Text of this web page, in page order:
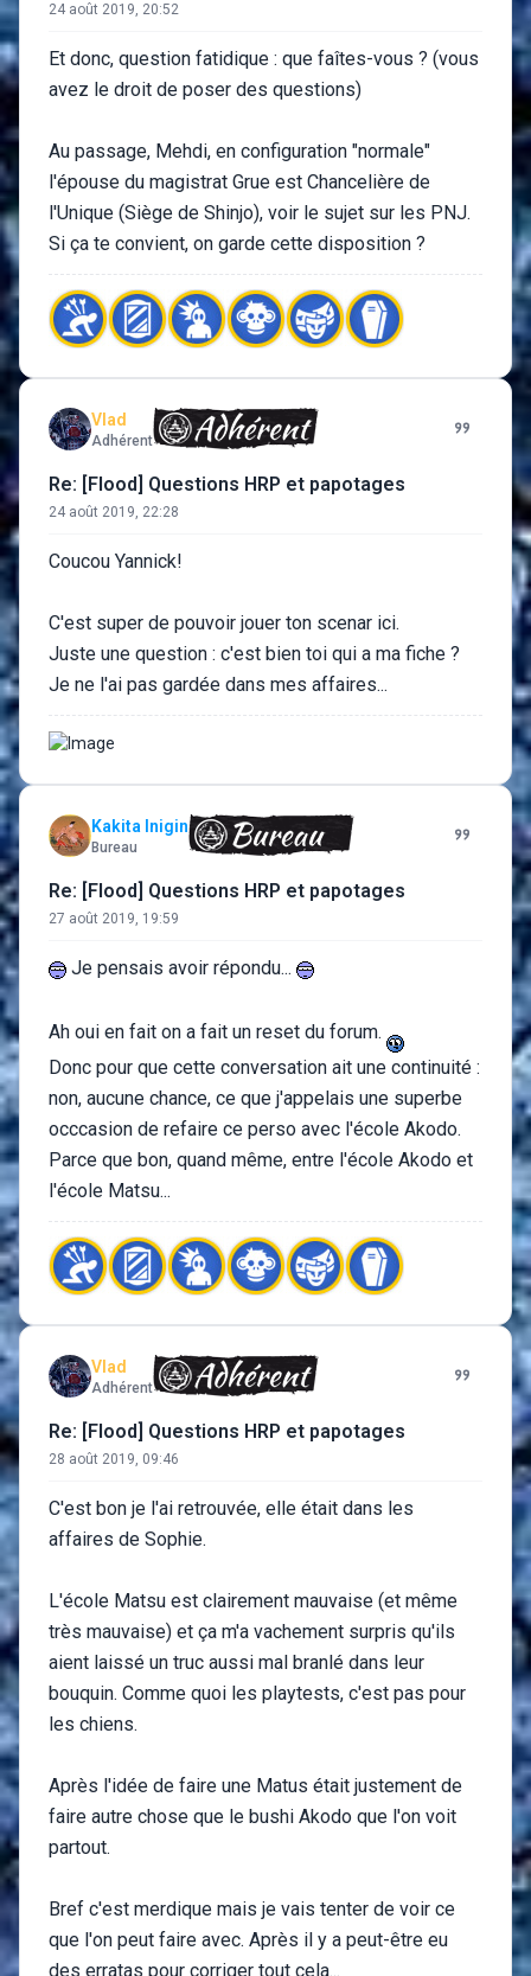
24 août 2019, 20:52
Et donc, question fatidique : que faîtes-vous ? (vous
avez le droit de poser des questions)
Au passage, Mehdi, en configuration "normale"
l'épouse du magistrat Grue est Chancelière de
l'Unique (Siège de Shinjo), voir le sujet sur les PNJ.
Si ça te convient, on garde cette disposition ?
Vlad
Adhérent
Re: [Flood] Questions HRP et papotages
24 août 2019, 22:28
Coucou Yannick!
C'est super de pouvoir jouer ton scenar ici.
Juste une question : c'est bien toi qui a ma fiche ?
Je ne l'ai pas gardée dans mes affaires...
Kakita Inigin
Bureau
Re: [Flood] Questions HRP et papotages
27 août 2019, 19:59
Je pensais avoir répondu...
Ah oui en fait on a fait un reset du forum.
Donc pour que cette conversation ait une continuité :
non, aucune chance, ce que j'appelais une superbe
occcasion de refaire ce perso avec l'école Akodo.
Parce que bon, quand même, entre l'école Akodo et
l'école Matsu...
Vlad
Adhérent
Re: [Flood] Questions HRP et papotages
28 août 2019, 09:46
C'est bon je l'ai retrouvée, elle était dans les
affaires de Sophie.
L'école Matsu est clairement mauvaise (et même
très mauvaise) et ça m'a vachement surpris qu'ils
aient laissé un truc aussi mal branlé dans leur
bouquin. Comme quoi les playtests, c'est pas pour
les chiens.
Après l'idée de faire une Matus était justement de
faire autre chose que le bushi Akodo que l'on voit
partout.
Bref c'est merdique mais je vais tenter de voir ce
que l'on peut faire avec. Après il y a peut-être eu
des erratas pour corriger tout cela...